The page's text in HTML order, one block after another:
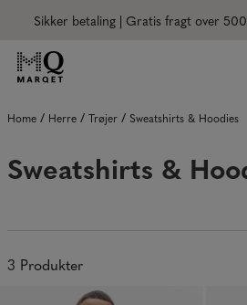
Sikker betaling | Gratis fragt over
Home / Herre / Trøjer / Sweatshirts & Hoodies
Sweatshirts &
3 Produkter